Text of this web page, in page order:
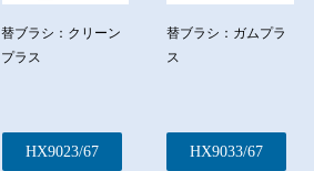
替ブラシ：クリーン
プラス
HX9023/67
替ブラシ：ガムプラ
ス
HX9033/67